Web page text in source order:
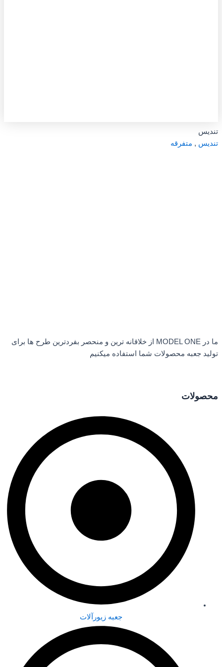
تندیس
تندیس , متفرقه
ما در MODEL ONE از خلاقانه ترین و منحصر بفردترین طرح ها برای
تولید جعبه محصولات شما استفاده میکنیم
محصولات
جعبه زیورآلات